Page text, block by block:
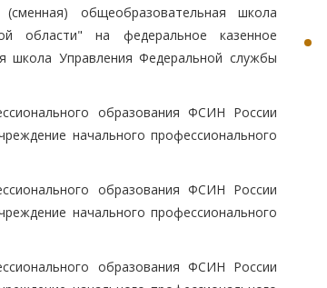
общеобразовательная школа
области" на федеральное казенное
школа Управления Федеральной службы
образования ФСИН России
начального профессионального
образования ФСИН России
начального профессионального
образования ФСИН России